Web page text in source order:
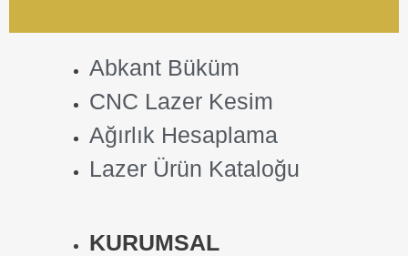
Abkant Büküm
CNC Lazer Kesim
Ağırlık Hesaplama
Lazer Ürün Kataloğu
KURUMSAL